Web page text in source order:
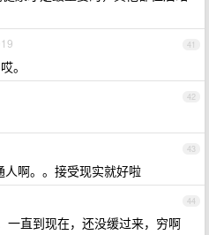
41
。
42
43
人啊。。接受现实就好啦
44
一直到现在，还没缓过来，穷啊